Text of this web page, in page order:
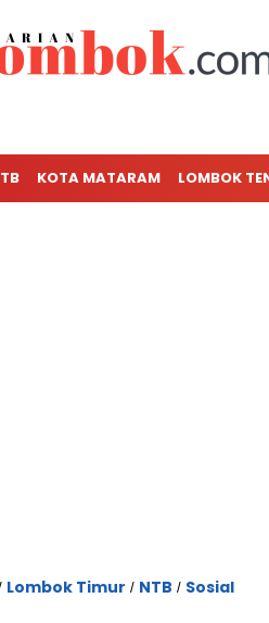
KOTA MATARAM LOMBOK
Lombok Timur / NTB / Sosial